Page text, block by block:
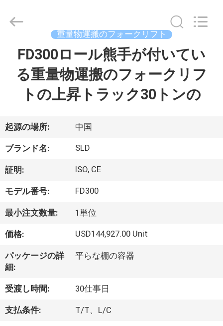
ダ
ク
ト
私
に
つ
い
て
Copyright
Xiamen
Development
重量物運搬のフォークリフト
FD300ロール熊手が付いてい
る重量物運搬のフォークリフ
トの上昇トラック30トンの
起源の場所: 中国
ブランド名: SLD
証明: ISO, CE
モデル番号: FD300
最小注文数量: 1単位
価格: USD144,927.00 Unit
パッケージの詳
細:
平らな棚の容器
受渡し時間: 30仕事日
支払条件: T/T、L/C